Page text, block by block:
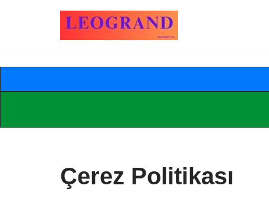
Çerez Politikası